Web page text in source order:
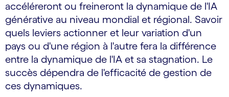
accéléreront ou freineront la dynamique de l'IA
générative au niveau mondial et régional. Savoir
quels leviers actionner et leur variation d'un
pays ou d'une région à l'autre fera la différence
entre la dynamique de l'IA et sa stagnation. Le
succès dépendra de l'efficacité de gestion de
ces dynamiques.